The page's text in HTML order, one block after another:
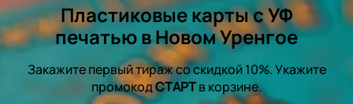
Пластиковые карты с УФ
печатью в Новом Уренгое
Закажите первый тираж со скидкой 10%. Укажите
промокодСТАРТв корзине.